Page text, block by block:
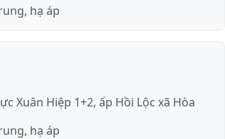
hạ áp
Xuân Hiệp 1+2, ấp Hồi Lộc xã Hòa
hạ áp